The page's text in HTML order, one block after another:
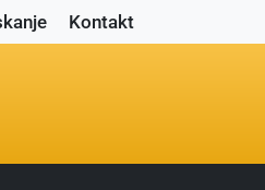
Kontakt